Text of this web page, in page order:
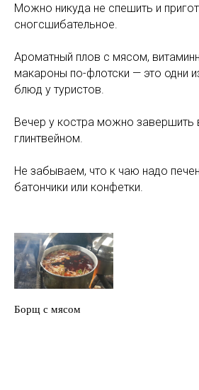
Можно никуда не спешить и
сногсшибательное.
Ароматный плов с мясом,
макароны по-флотски — это одни
блюд у туристов.
Вечер у костра можно завершить
глинтвейном.
Не забываем, что к чаю надо
батончики или конфетки.
Борщ с мясом